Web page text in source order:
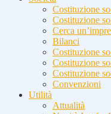
Costituzione
Costituzione
Cerca
Bilanci
Costituzione
Costituzione
Costituzione
Convenzioni
Utilità
Attualità